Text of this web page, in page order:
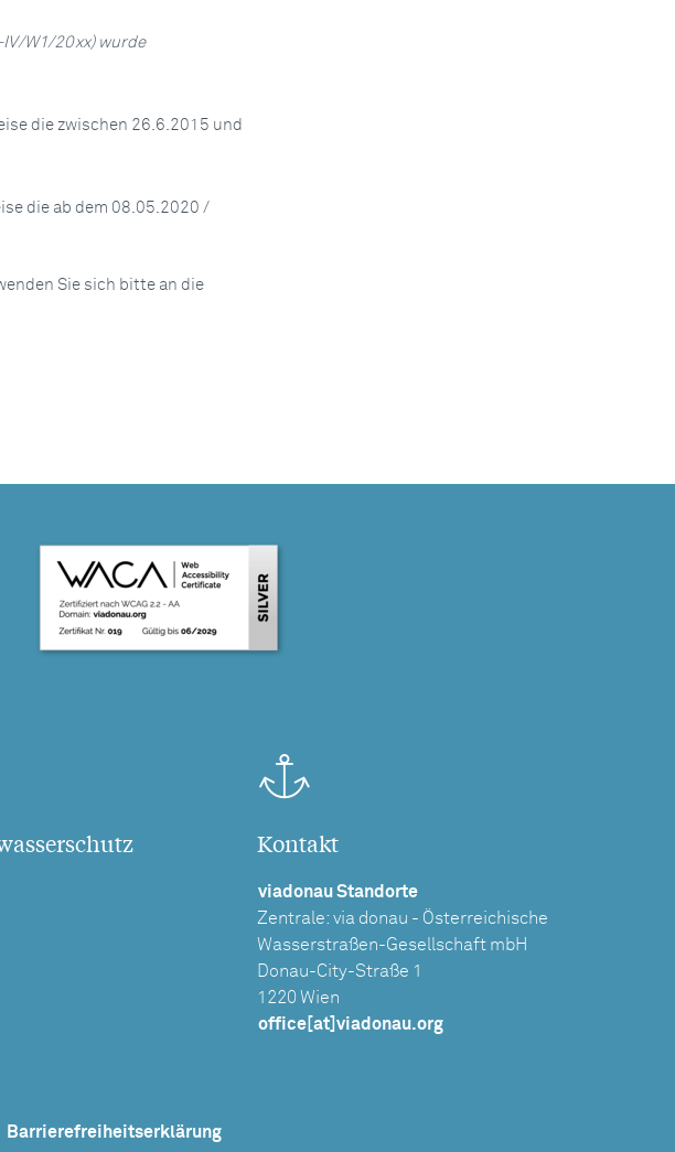
W1/20xx) wurde
die zwischen 26.6.2015 und
die ab dem 08.05.2020 /
Sie sich bitte an die
Kontakt
viadonau Standorte
Zentrale: via donau - Österreichische
Wasserstraßen-Gesellschaft mbH
Donau-City-Straße 1
1220 Wien
office[at]viadonau.org
Barrierefreiheitserklärung